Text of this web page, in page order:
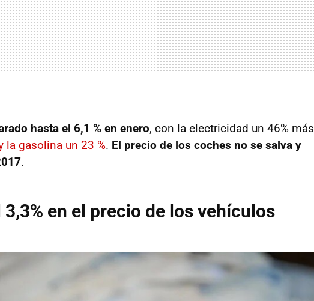
hasta el 6,1 % en enero, con la electricidad un 46% más
la gasolina un 23 %. El precio de los coches no se salva y
.
en el precio de los vehículos